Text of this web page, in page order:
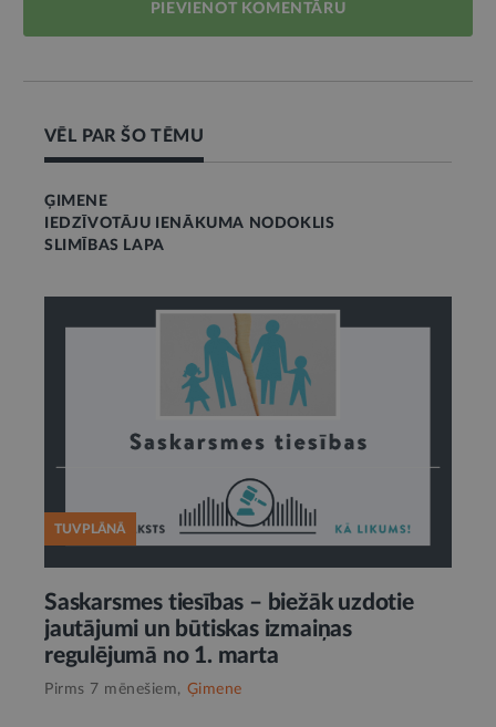
PIEVIENOT KOMENTĀRU
VĒL PAR ŠO TĒMU
ĢIMENE
IEDZĪVOTĀJU IENĀKUMA NODOKLIS
SLIMĪBAS LAPA
TUVPLĀNĀ
Saskarsmes tiesības – biežāk uzdotie
jautājumi un būtiskas izmaiņas
regulējumā no 1. marta
Pirms 7 mēnešiem, Ģimene